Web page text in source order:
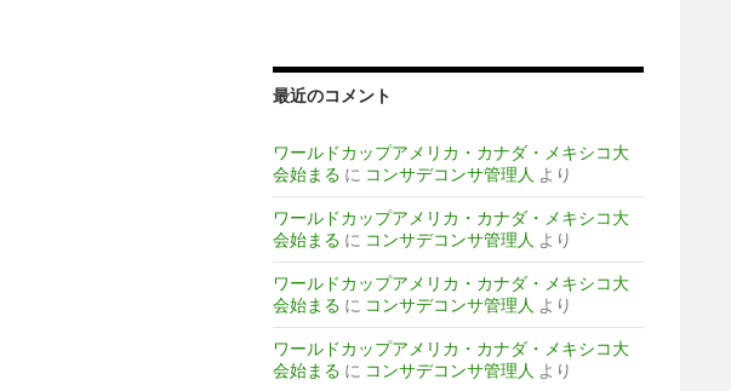
最近のコメント
ワールドカップアメリカ・カナダ・メキシコ大
会始まる に コンサデコンサ管理人 より
ワールドカップアメリカ・カナダ・メキシコ大
会始まる に コンサデコンサ管理人 より
ワールドカップアメリカ・カナダ・メキシコ大
会始まる に コンサデコンサ管理人 より
ワールドカップアメリカ・カナダ・メキシコ大
会始まる に コンサデコンサ管理人 より